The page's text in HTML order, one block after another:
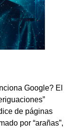
Google? El
de páginas
por “arañas”,